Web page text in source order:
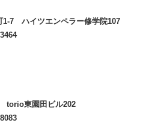
1-7 ハイツエンペラー修学院107
torio東園田ビル202